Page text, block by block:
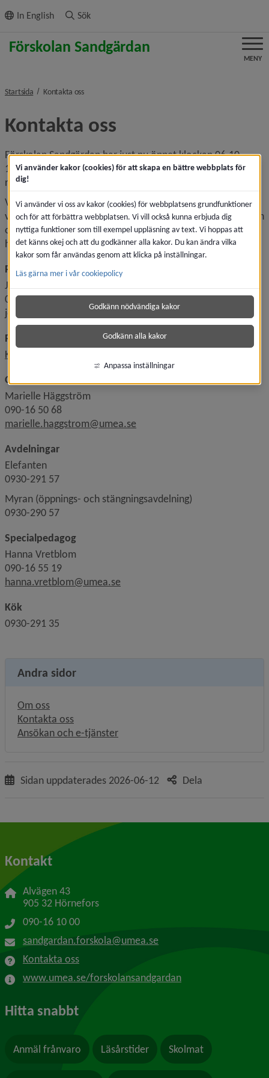
innehållet
In English Sök
MENY
Startsida Kontakta ossnivå i brödsmulenavigeringen
Kontakta oss
Förskolan Sandgärdan har just nu öppet klockan 06.10–
17.15. Om du som förälder har andra behov, kontakta
rektor.
Vid frukost klockan 08.00–08.30, lunch 10.45–12.00 samt
vid mellanmål klockan 14.00–14.30 sitter vi ner med barnen
och äter för att skapa lugn och ro. Under dessa tider kan vi
ha svårt att svara i telefon.
Rektor
Jenny Lund
0930-291 31
jenny.lund@umea.se
Placering, uppsägning av plats, inkomstuppgifter
Kontakta pedagogiska placeringsenheten
Områdeschef förskolor Sydväst
Marielle Häggström
090-16 50 68
marielle.haggstrom@umea.se
Avdelningar
Elefanten
0930-291 57
Myran (öppnings- och stängningsavdelning)
0930-290 57
Specialpedagog
Hanna Vretblom
090-16 55 19
hanna.vretblom@umea.se
Kök
0930-291 35
Andra sidor
Om oss
Kontakta oss
Ansökan och e-tjänster
Sidan uppdaterades 2026-06-12 Dela
Kontakt
Alvägen 43
905 32 Hörnefors
090-16 10 00
sandgardan.forskola@umea.se
Kontakta oss
www.umea.se/forskolansandgardan
Hitta snabbt
Anmäl frånvaro Läsårstider Skolmat
Vi använder kakor (cookies) för att skapa en bättre webbplats för
dig!
Vi använder vi oss av kakor (cookies) för webbplatsens grundfunktioner
och för att förbättra webbplatsen. Vi vill också kunna erbjuda dig
nyttiga funktioner som till exempel uppläsning av text. Vi hoppas att
det känns okej och att du godkänner alla kakor. Du kan ändra vilka
kakor som får användas genom att klicka på inställningar.
Läs gärna mer i vår cookiepolicy
Godkänn nödvändiga kakor
Godkänn alla kakor
Anpassa inställningar